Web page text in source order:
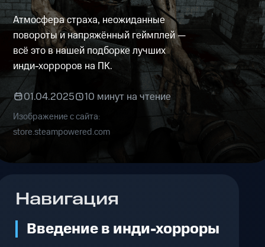
Атмосфера страха, неожиданные
повороты и напряжённый геймплей —
всё это в нашей подборке лучших
инди-хорроров на ПК.
01.04.2025 10 минут на чтение
Изображение с сайта:
store.steampowered.com
Навигация
Введение в инди-хорроры